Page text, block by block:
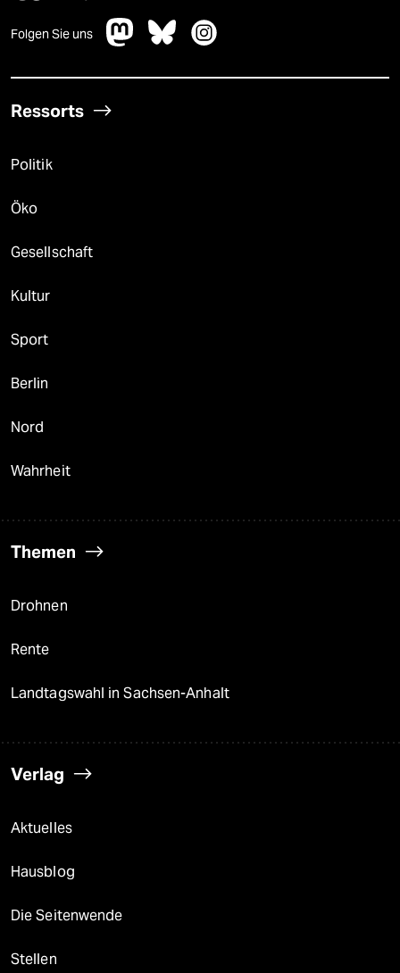
Folgen Sie uns
Ressorts
Politik
Öko
Gesellschaft
Kultur
Sport
Berlin
Nord
Wahrheit
Themen
Drohnen
Rente
Landtagswahl in Sachsen-Anhalt
Verlag
Aktuelles
Hausblog
Die Seitenwende
Stellen